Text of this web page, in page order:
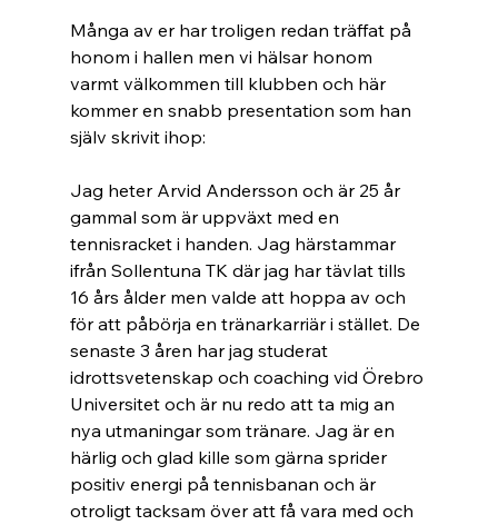
Många av er har troligen redan träffat på
honom i hallen men vi hälsar honom
varmt välkommen till klubben och här
kommer en snabb presentation som han
själv skrivit ihop:
Jag heter Arvid Andersson och är 25 år
gammal som är uppväxt med en
tennisracket i handen. Jag härstammar
ifrån Sollentuna TK där jag har tävlat tills
16 års ålder men valde att hoppa av och
för att påbörja en tränarkarriär i stället. De
senaste 3 åren har jag studerat
idrottsvetenskap och coaching vid Örebro
Universitet och är nu redo att ta mig an
nya utmaningar som tränare. Jag är en
härlig och glad kille som gärna sprider
positiv energi på tennisbanan och är
otroligt tacksam över att få vara med och